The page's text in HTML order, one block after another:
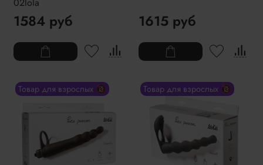
02lola
1584 руб 1615 руб
Товар для взрослых 🔞 Товар для взрослых 🔞